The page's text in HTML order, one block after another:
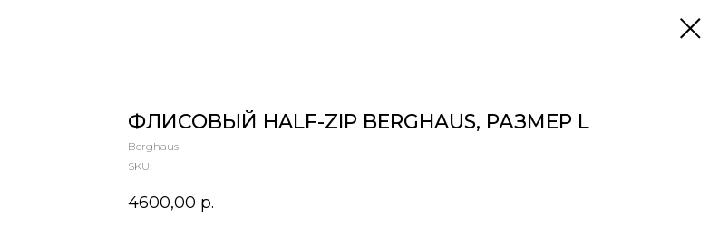
ФЛИСОВЫЙ HALF-ZIP BERGHAUS, РАЗМЕР L
Berghaus
SKU:
4600,00 р.